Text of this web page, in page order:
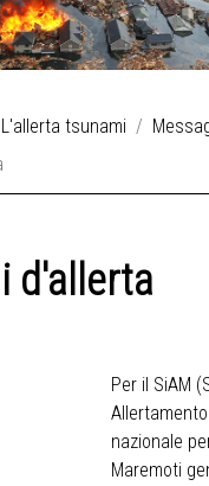
L'allerta tsunami
d'allerta
Per il SiAM
Allertamento
nazionale
Maremoti